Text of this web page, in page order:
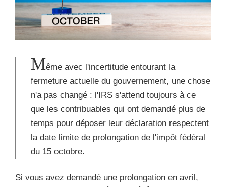
Même avec l'incertitude entourant la
fermeture actuelle du gouvernement, une chose
n'a pas changé : l'IRS s'attend toujours à ce
que les contribuables qui ont demandé plus de
temps pour déposer leur déclaration respectent
la date limite de prolongation de l'impôt fédéral
du 15 octobre.
Si vous avez demandé une prolongation en avril,